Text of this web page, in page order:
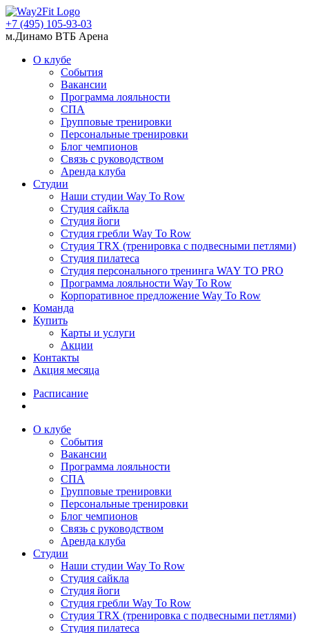
+7 (495) 105-93-03
м.Динамо ВТБ Арена
О клубе
События
Вакансии
Программа лояльности
СПА
Групповые тренировки
Персональные тренировки
Блог чемпионов
Связь с руководством
Аренда клуба
Студии
Наши студии Way To Row
Студия сайкла
Студия йоги
Студия гребли Way To Row
Студия TRX (тренировка с подвесными петлями)
Студия пилатеса
Студия персонального тренинга WAY TO PRO
Программа лояльности Way To Row
Корпоративное предложение Way To Row
Команда
Купить
Карты и услуги
Акции
Контакты
Акция месяца
Расписание
О клубе
События
Вакансии
Программа лояльности
СПА
Групповые тренировки
Персональные тренировки
Блог чемпионов
Связь с руководством
Аренда клуба
Студии
Наши студии Way To Row
Студия сайкла
Студия йоги
Студия гребли Way To Row
Студия TRX (тренировка с подвесными петлями)
Студия пилатеса